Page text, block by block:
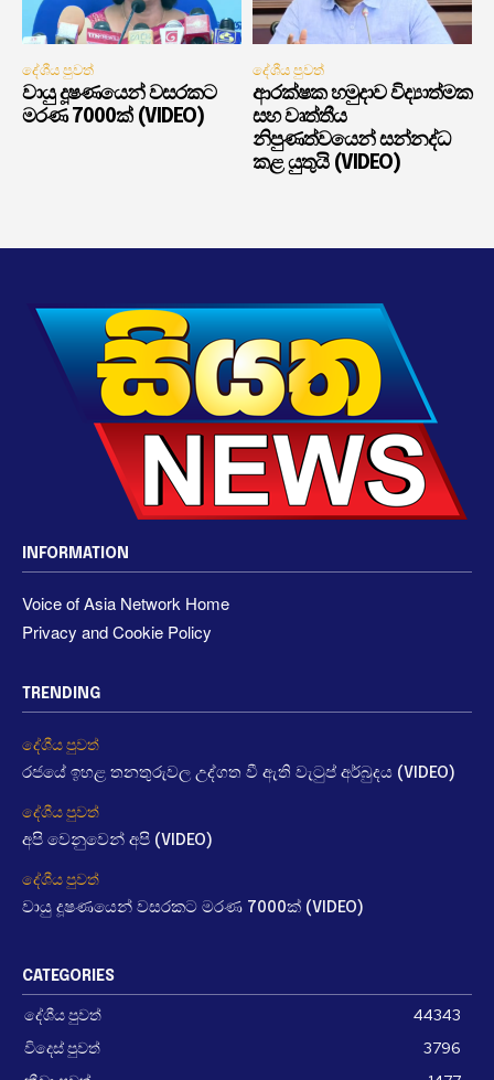
දේශීය පුවත්
වායු දූෂණයෙන් වසරකට
මරණ 7000ක් (VIDEO)
දේශීය පුවත්
ආරක්ෂක හමුදාව විද්‍යාත්මක
සහ වෘත්තීය
නිපුණත්වයෙන් සන්නද්ධ
කළ යුතුයි (VIDEO)
INFORMATION
Voice of Asia Network Home
Privacy and Cookie Policy
TRENDING
දේශීය පුවත්
රජයේ ඉහළ තනතුරුවල උද්ගත වී ඇති වැටුප් අර්බුදය (VIDEO)
දේශීය පුවත්
අපි වෙනුවෙන් අපි (VIDEO)
දේශීය පුවත්
වායු දූෂණයෙන් වසරකට මරණ 7000ක් (VIDEO)
CATEGORIES
දේශීය පුවත්
44343
විදෙස් පුවත්
3796